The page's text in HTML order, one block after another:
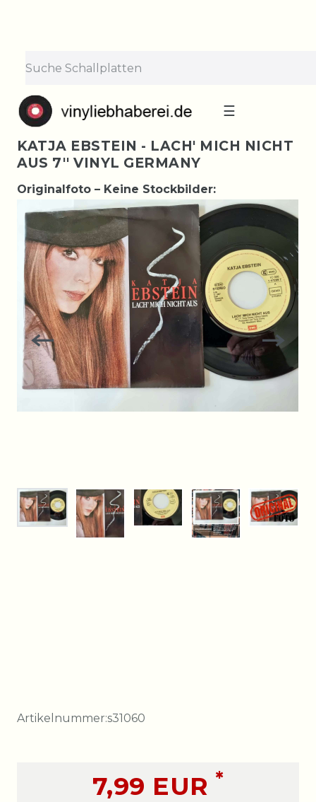
☰
KATJA EBSTEIN - LACH' MICH NICHT
AUS 7'' VINYL GERMANY
Originalfoto – Keine Stockbilder:
Artikelnummer:s31060
7,99 EUR *